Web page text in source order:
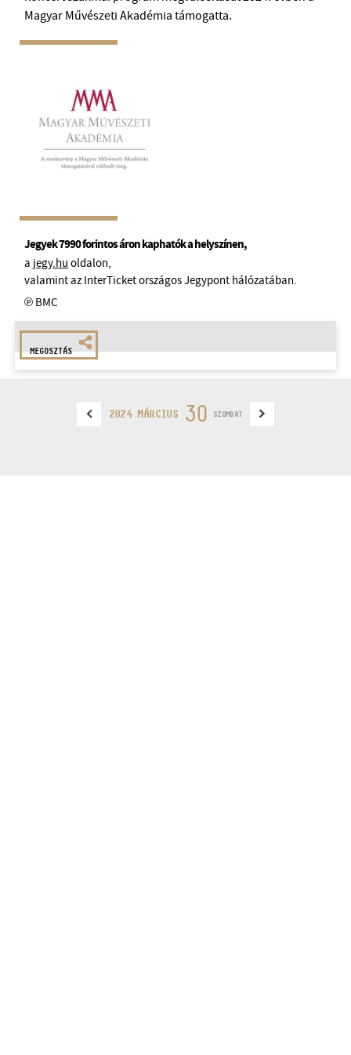
Magyar Művészeti Akadémia támogatta.
Jegyek 7990 forintos áron kaphatók a helyszínen,
a jegy.hu oldalon,
valamint az InterTicket országos Jegypont hálózatában.
℗ BMC
MEGOSZTÁS
2024 MÁRCIUS 30 SZOMBAT